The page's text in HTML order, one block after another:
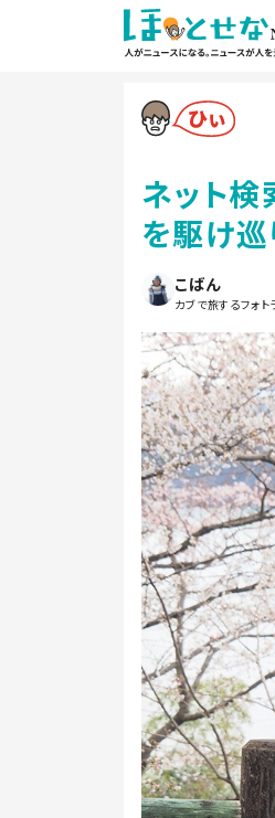
ネット検
を駆け
こばん
カブで旅するフォト